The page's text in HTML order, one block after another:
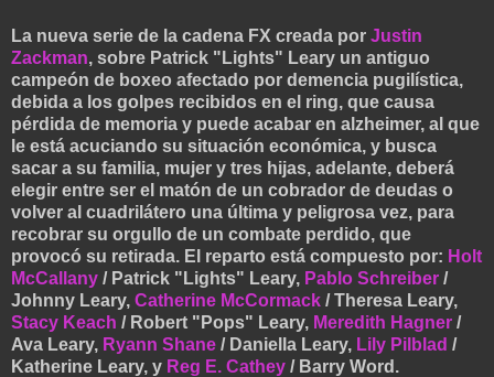
La nueva serie de la cadena FX creada por Justin
Zackman, sobre Patrick "Lights" Leary un antiguo
campeón de boxeo afectado por demencia pugilística,
debida a los golpes recibidos en el ring, que causa
pérdida de memoria y puede acabar en alzheimer, al que
le está acuciando su situación económica, y busca
sacar a su familia, mujer y tres hijas, adelante, deberá
elegir entre ser el matón de un cobrador de deudas o
volver al cuadrilátero una última y peligrosa vez, para
recobrar su orgullo de un combate perdido, que
provocó su retirada. El reparto está compuesto por: Holt
McCallany / Patrick "Lights" Leary, Pablo Schreiber /
Johnny Leary, Catherine McCormack / Theresa Leary,
Stacy Keach / Robert "Pops" Leary, Meredith Hagner /
Ava Leary, Ryann Shane / Daniella Leary, Lily Pilblad /
Katherine Leary, y Reg E. Cathey / Barry Word.